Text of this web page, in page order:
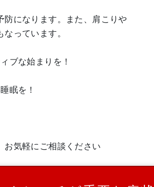
防になります。また、肩こりや
っています。
ブな始まりを！
眠を！
お気軽にご相談ください